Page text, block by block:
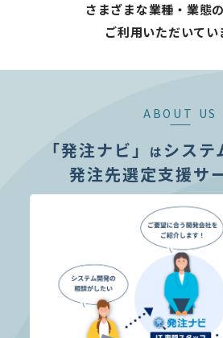
さまざまな業種・業態
ご利用いただいてい
ABOUT US
「発注ナビ」 は システ
発注先選定支援サ